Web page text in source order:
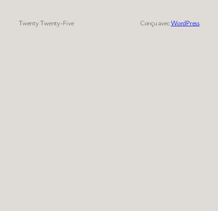
Twenty Twenty-Five Conçu avecWordPress